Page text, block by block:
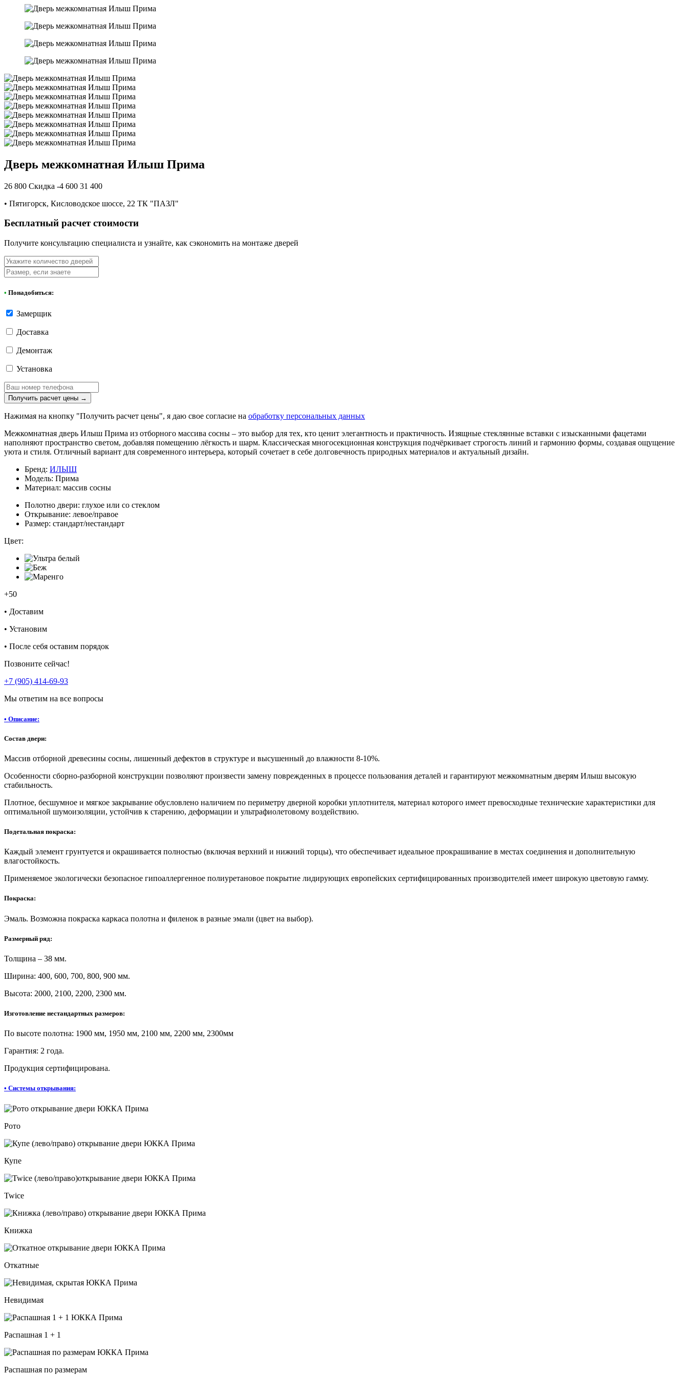
Дверь межкомнатная Илыш Прима
26 800 Скидка -4 600 31 400
• Пятигорск, Кисловодское шоссе, 22 ТК "ПАЗЛ"
Бесплатный расчет стоимости
Получите консультацию специалиста и узнайте, как сэкономить на монтаже дверей
• Понадобиться:
Замерщик
Доставка
Демонтаж
Установка
Получить расчет цены →
Нажимая на кнопку "Получить расчет цены", я даю свое согласие на обработку персональных данных
Межкомнатная дверь Илыш Прима из отборного массива сосны – это выбор для тех, кто ценит элегантность и практичность. Изящные стеклянные вставки с изысканными фацетами
наполняют пространство светом, добавляя помещению лёгкость и шарм. Классическая многосекционная конструкция подчёркивает строгость линий и гармонию формы, создавая ощущение
уюта и стиля. Отличный вариант для современного интерьера, который сочетает в себе долговечность природных материалов и актуальный дизайн.
Бренд: ИЛЫШ
Модель: Прима
Материал: массив сосны
Полотно двери: глухое или со стеклом
Открывание: левое/правое
Размер: стандарт/нестандарт
Цвет:
+50
• Доставим
• Установим
• После себя оставим порядок
Позвоните сейчас!
+7 (905) 414-69-93
Мы ответим на все вопросы
• Описание:
Состав двери:
Массив отборной древесины сосны, лишенный дефектов в структуре и высушенный до влажности 8-10%.
Особенности сборно-разборной конструкции позволяют произвести замену поврежденных в процессе пользования деталей и гарантируют межкомнатным дверям Илыш высокую
стабильность.
Плотное, бесшумное и мягкое закрывание обусловлено наличием по периметру дверной коробки уплотнителя, материал которого имеет превосходные технические характеристики для
оптимальной шумоизоляции, устойчив к старению, деформации и ультрафиолетовому воздействию.
Подетальная покраска:
Каждый элемент грунтуется и окрашивается полностью (включая верхний и нижний торцы), что обеспечивает идеальное прокрашивание в местах соединения и дополнительную
влагостойкость.
Применяемое экологически безопасное гипоаллергенное полиуретановое покрытие лидирующих европейских сертифицированных производителей имеет широкую цветовую гамму.
Покраска:
Эмаль. Возможна покраска каркаса полотна и филенок в разные эмали (цвет на выбор).
Размерный ряд:
Толщина – 38 мм.
Ширина: 400, 600, 700, 800, 900 мм.
Высота: 2000, 2100, 2200, 2300 мм.
Изготовление нестандартных размеров:
По высоте полотна: 1900 мм, 1950 мм, 2100 мм, 2200 мм, 2300мм
Гарантия: 2 года.
Продукция сертифицирована.
• Системы открывания:
Рото
Купе
Twice
Книжка
Откатные
Невидимая
Распашная 1 + 1
Распашная по размерам